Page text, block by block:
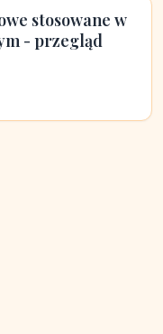
stosowane w
- przegląd